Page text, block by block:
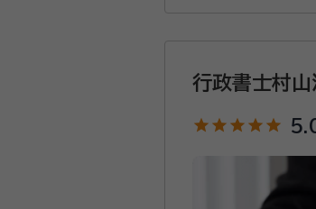
面談なども時間や
行政書士村山
star star star star star